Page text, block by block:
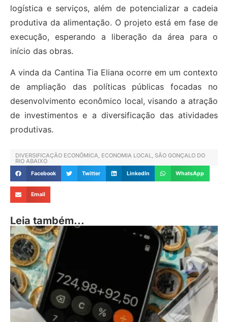
logística e serviços, além de potencializar a cadeia
produtiva da alimentação. O projeto está em fase de
execução, esperando a liberação da área para o
início das obras.
A vinda da Cantina Tia Eliana ocorre em um contexto
de ampliação das políticas públicas focadas no
desenvolvimento econômico local, visando a atração
de investimentos e a diversificação das atividades
produtivas.
DIVERSIFICAÇÃO ECONÔMICA ECONOMIA LOCAL SÃO GONÇALO DO
RIO ABAIXO
Facebook Twitter LinkedIn WhatsApp
Email
Leia também...